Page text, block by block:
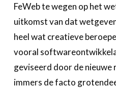
FeWeb te wegen op het
uitkomst van dat
heel wat creatieve
vooral
geviseerd door de nieuwe
immers de facto